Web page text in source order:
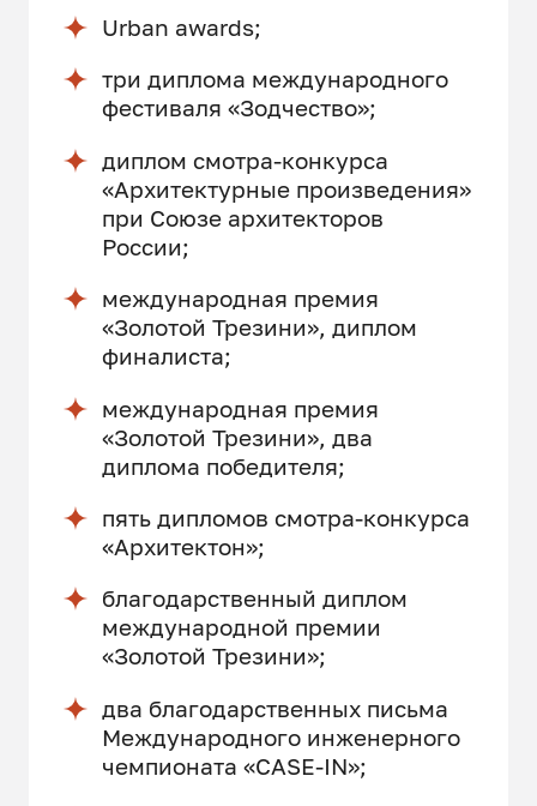
Urban awards;
три диплома международного
фестиваля «Зодчество»;
диплом смотра-конкурса
«Архитектурные произведения»
при Союзе архитекторов
России;
международная премия
«Золотой Трезини», диплом
финалиста;
международная премия
«Золотой Трезини», два
диплома победителя;
пять дипломов смотра-конкурса
«Архитектон»;
благодарственный диплом
международной премии
«Золотой Трезини»;
два благодарственных письма
Международного инженерного
чемпионата «CASE-IN»;